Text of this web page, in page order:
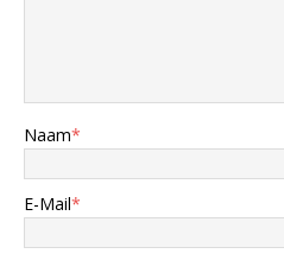
Naam*
E-Mail*